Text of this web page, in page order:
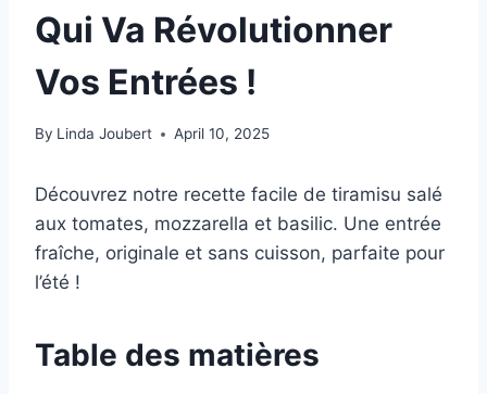
Qui Va Révolutionner
Vos Entrées !
By Linda Joubert April 10, 2025
Découvrez notre recette facile de tiramisu salé
aux tomates, mozzarella et basilic. Une entrée
fraîche, originale et sans cuisson, parfaite pour
l’été !
Table des matières